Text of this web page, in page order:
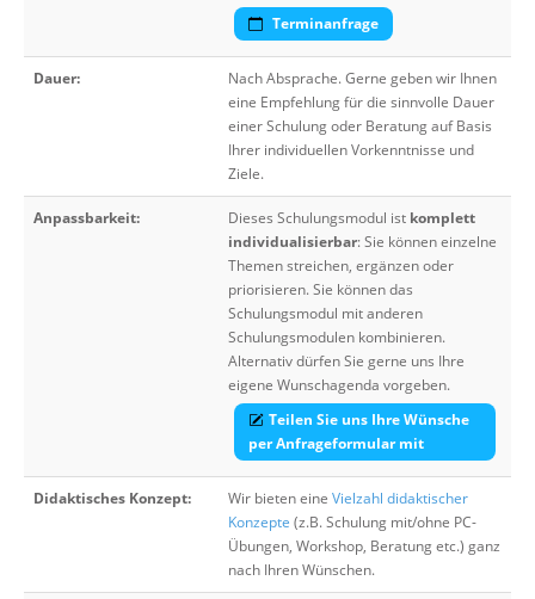
Terminanfrage
Dauer:
Nach Absprache. Gerne geben wir Ihnen
eine Empfehlung für die sinnvolle Dauer
einer Schulung oder Beratung auf Basis
Ihrer individuellen Vorkenntnisse und
Ziele.
Anpassbarkeit: Dieses Schulungsmodul ist komplett
individualisierbar: Sie können einzelne
Themen streichen, ergänzen oder
priorisieren. Sie können das
Schulungsmodul mit anderen
Schulungsmodulen kombinieren.
Alternativ dürfen Sie gerne uns Ihre
eigene Wunschagenda vorgeben.
Teilen Sie uns Ihre Wünsche
per Anfrageformular mit
Didaktisches Konzept: Wir bieten eine Vielzahl didaktischer
Konzepte (z.B. Schulung mit/ohne PC-
Übungen, Workshop, Beratung etc.) ganz
nach Ihren Wünschen.